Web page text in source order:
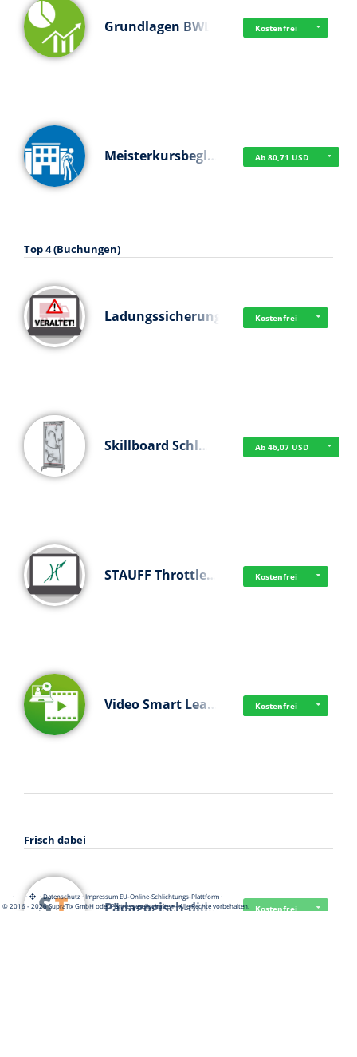
Grundlagen BWL Kostenfrei
Meisterkursbegl… Ab 80,71 USD
Top 4 (Buchungen)
Ladungssicherung Kostenfrei
Skillboard Schl… Ab 46,07 USD
STAUFF Throttle… Kostenfrei
Video Smart Lea… Kostenfrei
Frisch dabei
Pädagogisch-did… Kostenfrei
· · ·Datenschutz·Impressum EU-Online-Schlichtungs-Plattform·
© 2016 - 2026 SupraTix GmbH oder Partnergesellschaften - Alle Rechte vorbehalten.